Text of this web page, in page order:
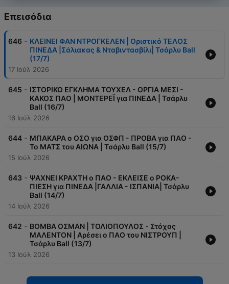
Επεισόδια
646 - ΚΛΕΙΝΕΙ ΦΑΝ ΝΤΡΟΓΚΕΛΕΝ | Οριστικό ΤΕΛΟΣ
ΠΙΝΕΔΑ |Σάλιακας & Νταβιντασβίλι| Τσάρλυ Ball
(17/7)
17 Ιούλ 2026
645 - ΙΣΤΟΡΙΚΟ ΕΓΚΛΗΜΑ ΤΟΥΧΕΛ - ΟΡΓΙΑ ΜΕΣΙ -
ΚΑΚΟΣ ΠΑΟ | ΜΟΝΤΕΡΕΪ για ΠΙΝΕΔΑ | Τσάρλυ
Ball (16/7)
16 Ιούλ 2026
644 - ΜΠΑΚΑΡΑ ο ΟΣΟ για ΟΣΦΠ - ΠΡΟΒΑ για ΠΑΟ -
Το ΜΑΤΣ του ΑΙΩΝΑ | Τσάρλυ Ball (15/7)
15 Ιούλ 2026
643 - ΨΑΧΝΕΙ ΚΡΑΧΤΗ ο ΠΑΟ - ΕΚΛΕΙΣΕ ο ΡΟΚΑ-
ΠΙΕΣΗ για ΠΙΝΕΔΑ |ΓΑΛΛΙΑ - ΙΣΠΑΝΙΑ| Τσάρλυ
Ball (14/7)
14 Ιούλ 2026
642 - ΒΟΜΒΑ ΟΣΜΑΝ | ΤΟΛΙΟΠΟΥΛΟΣ - Στόχος
ΜΑΛΕΝΤΟΝ | Αρέσει ο ΠΑΟ του ΝΙΣΤΡΟΥΠ |
Τσάρλυ Ball (13/7)
13 Ιούλ 2026